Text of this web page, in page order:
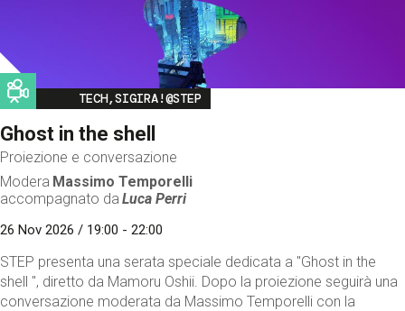
Image
TECH,SIGIRA!@STEP
Ghost in the shell
Proiezione e conversazione
Modera Massimo Temporelli
accompagnato da Luca Perri
26 Nov 2026 / 19:00 - 22:00
STEP presenta una serata speciale dedicata a "Ghost in the
shell ", diretto da Mamoru Oshii. Dopo la proiezione seguirà una
conversazione moderata da Massimo Temporelli con la